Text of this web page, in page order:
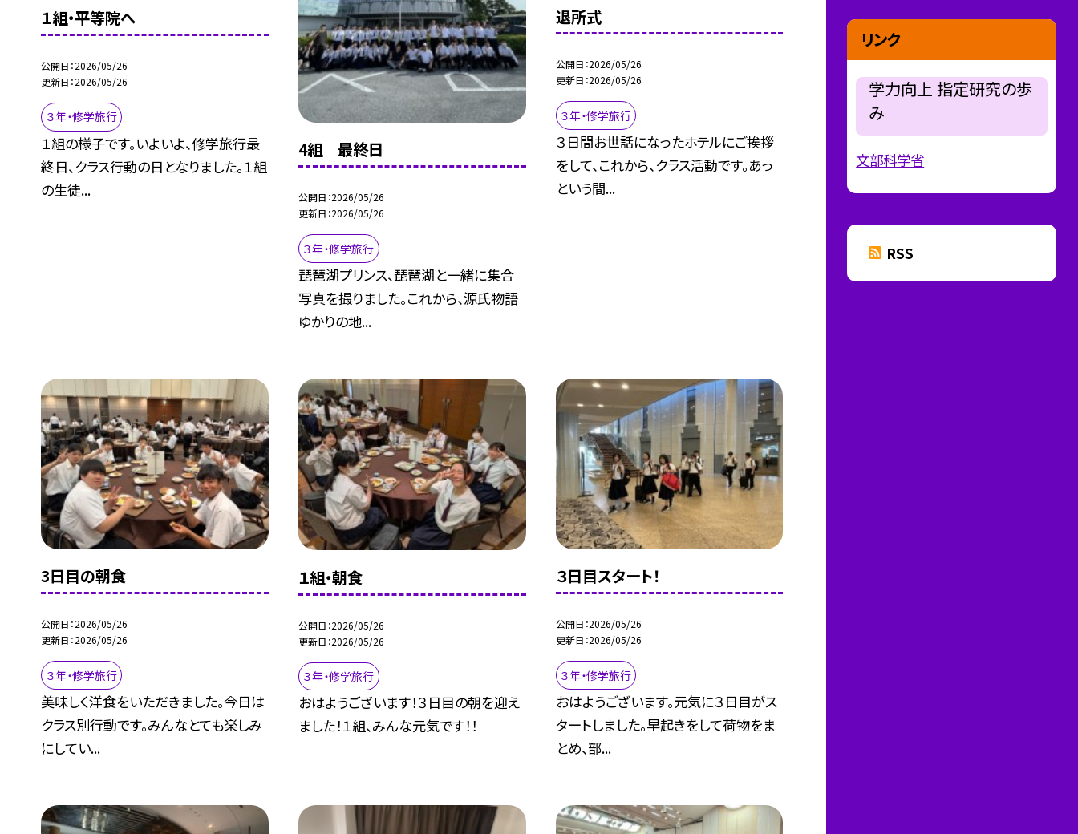
１組・平等院へ
公開日 2026/05/26
更新日 2026/05/26
３年・修学旅行
１組の様子です。いよいよ、修学旅行最
終日、クラス行動の日となりました。１組
の生徒...
4組 最終日
公開日 2026/05/26
更新日 2026/05/26
３年・修学旅行
琵琶湖プリンス、琵琶湖と一緒に集合
写真を撮りました。これから、源氏物語
ゆかりの地...
退所式
公開日 2026/05/26
更新日 2026/05/26
３年・修学旅行
３日間お世話になったホテルにご挨拶
をして、これから、クラス活動です。あっ
という間...
3日目の朝食
公開日 2026/05/26
更新日 2026/05/26
３年・修学旅行
美味しく洋食をいただきました。今日は
クラス別行動です。みんなとても楽しみ
にしてい...
１組・朝食
公開日 2026/05/26
更新日 2026/05/26
３年・修学旅行
おはようございます！３日目の朝を迎え
ました！１組、みんな元気です！！
３日目スタート！
公開日 2026/05/26
更新日 2026/05/26
３年・修学旅行
おはようございます。元気に３日目がス
タートしました。早起きをして荷物をま
とめ、部...
リンク
学力向上 指定研究の歩
み
文部科学省
RSS